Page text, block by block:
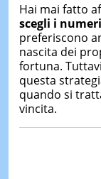
occupa
dello
canali
Hai mai fatto
scegli i numeri
preferiscono
nascita dei
fortuna.
questa
quando si
vincita.